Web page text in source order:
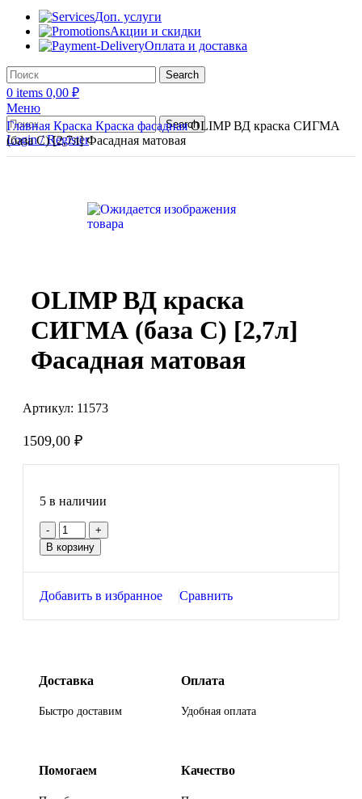
Доп. услуги
Акции и скидки
Оплата и доставка
Search
0 items 0,00 ₽
Меню
Search
Login / Register
Главная Краска Краска фасаднаяOLIMP ВД краска СИГМА
(база С) [2,7л] Фасадная матовая
OLIMP ВД краска
СИГМА (база С) [2,7л]
Фасадная матовая
Артикул: 11573
1509,00 ₽
5 в наличии
В корзину
Добавить в избранное Сравнить
Доставка
Быстро доставим
Оплата
Удобная оплата
Помогаем Качество